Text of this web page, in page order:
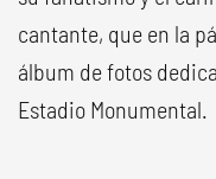
cantante, que en la
álbum de fotos
Estadio Monumental.